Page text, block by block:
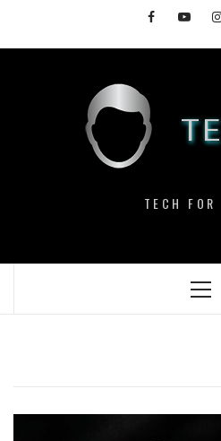
content
FacebookYouTube
TECH FOR